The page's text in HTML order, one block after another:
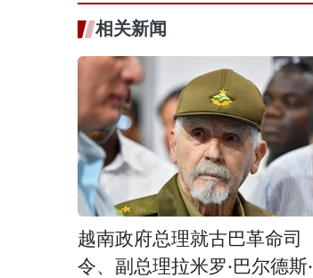
相关新闻
越南政府总理就古巴革命司
令、副总理拉米罗·巴尔德斯·